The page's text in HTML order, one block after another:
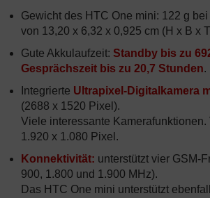
Gewicht des HTC One mini: 122 g
von 13,20 x 6,32 x 0,925 cm (H x B x
Gute Akkulaufzeit: Standby bis zu
Gesprächszeit bis zu 20,7 Stunden.
Integrierte Ultrapixel-Digitalkamera
(2688 x 1520 Pixel).
Viele interessante
1.920 x 1.080 Pixel.
Konnektivität: unterstützt vier GSM-
900, 1.800 und 1.900 MHz).
Das HTC One mini unterstützt